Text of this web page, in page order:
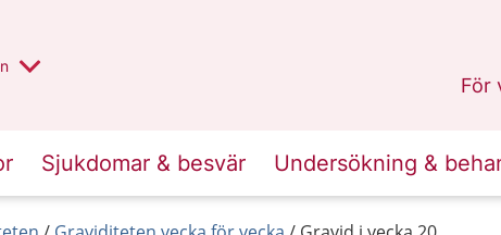
region
För
Sjukdomar & besvär Undersökning &